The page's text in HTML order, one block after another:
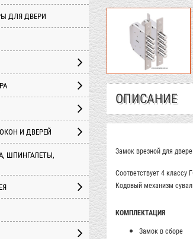
ДЛЯ ДВЕРИ
И ДВЕРЕЙ
ШПИНГАЛЕТЫ,
ОПИСАНИЕ
Замок врезной для
Соответствует 4 классу
Кодовый механизм
КОМПЛЕКТАЦИЯ
Замок в сборе